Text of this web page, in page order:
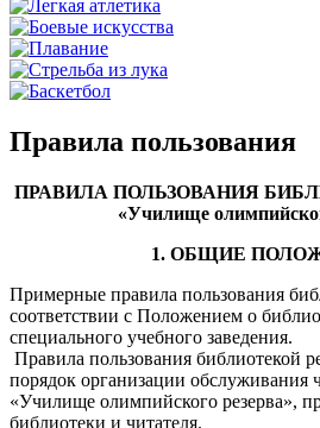
Правила пользования
ПРАВИЛА ПОЛЬЗОВАНИЯ
«Училище
1. ОБЩИЕ
Примерные правила пользования
соответствии с Положением о
специального учебного заведения.
Правила пользования библиотекой
порядок организации
«Училище олимпийского резерва»,
библиотеки и читателя.